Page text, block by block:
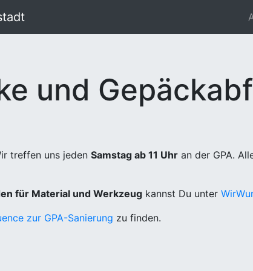
und
treffen uns jeden Samstag ab 11 Uhr an der GPA.
für Material und Werkzeug kannst Du unter
zur GPA-Sanierung zu finden.